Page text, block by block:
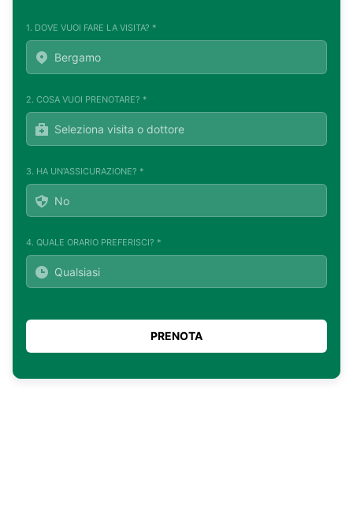
1. DOVE VUOI FARE LA VISITA? *
2. COSA VUOI PRENOTARE? *
3. HA UN'ASSICURAZIONE? *
4. QUALE ORARIO PREFERISCI? *